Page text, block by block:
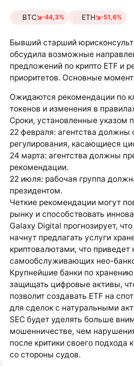
BTC -44,3% ETH -51,6%
Бывший старший юрисконсульт
обсудила возможные
предложений по крипто ETF и
приоритетов. Основные
Ожидаются рекомендации по
токенов и изменения в
Сроки, установленные указом
22 февраля: агентства должны
регулирования, касающиеся
24 марта: агентства должны
рекомендации.
22 июля: рабочая группа
президентом.
Четкие рекомендации могут
рынку и способствовать
Galaxy Digital прогнозирует,
начнут предлагать услуги
криптовалютами, что приведет
самообслуживающих нео-
Крупнейшие банки по
защищать цифровые активы,
позволит создавать ETF на
для сделок с натуральными
SEC будет уделять больше
мошенничестве, чем
после критики своего подхода
со стороны судов.